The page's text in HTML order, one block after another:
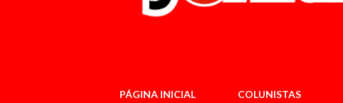
PÁGINA INICIAL COLUNISTAS